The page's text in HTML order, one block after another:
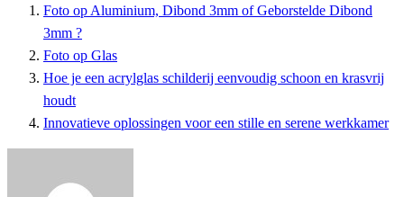
Foto op Aluminium, Dibond 3mm of Geborstelde Dibond
3mm ?
Foto op Glas
Hoe je een acrylglas schilderij eenvoudig schoon en krasvrij
houdt
Innovatieve oplossingen voor een stille en serene werkkamer